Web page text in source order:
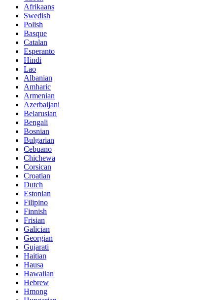
Afrikaans
Swedish
Polish
Basque
Catalan
Esperanto
Hindi
Lao
Albanian
Amharic
Armenian
Azerbaijani
Belarusian
Bengali
Bosnian
Bulgarian
Cebuano
Chichewa
Corsican
Croatian
Dutch
Estonian
Filipino
Finnish
Frisian
Galician
Georgian
Gujarati
Haitian
Hausa
Hawaiian
Hebrew
Hmong